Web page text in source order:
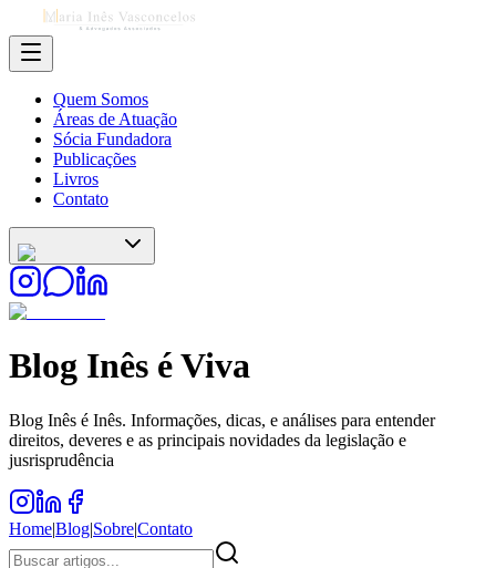
Quem Somos
Áreas de Atuação
Sócia Fundadora
Publicações
Livros
Contato
Blog Inês é Viva
Blog Inês é Inês. Informações, dicas, e análises para entender
direitos, deveres e as principais novidades da legislação e
jusrisprudência
Home|Blog|Sobre|Contato